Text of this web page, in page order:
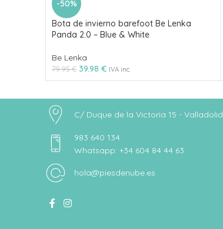
-50%
Bota de invierno barefoot Be Lenka
Panda 2.0 – Blue & White
Be Lenka
79.95€ 39.98 € IVA inc.
C/ Duque de la Victoria 15 - Valladolid
983 640 134
Whatsapp: +34 604 84 44 63
hola@piesdenube.es